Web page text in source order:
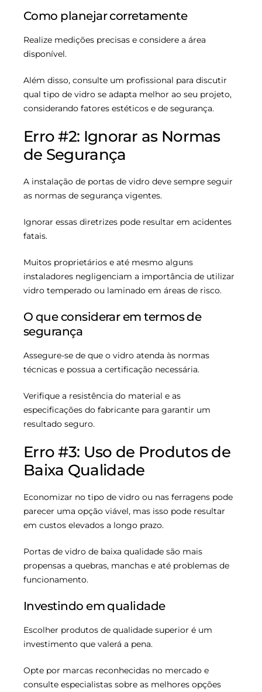
Como planejar corretamente
Realize medições precisas e considere a área
disponível.
Além disso, consulte um profissional para discutir
qual tipo de vidro se adapta melhor ao seu projeto,
considerando fatores estéticos e de segurança.
Erro #2: Ignorar as Normas
de Segurança
A instalação de portas de vidro deve sempre seguir
as normas de segurança vigentes.
Ignorar essas diretrizes pode resultar em acidentes
fatais.
Muitos proprietários e até mesmo alguns
instaladores negligenciam a importância de utilizar
vidro temperado ou laminado em áreas de risco.
O que considerar em termos de
segurança
Assegure-se de que o vidro atenda às normas
técnicas e possua a certificação necessária.
Verifique a resistência do material e as
especificações do fabricante para garantir um
resultado seguro.
Erro #3: Uso de Produtos de
Baixa Qualidade
Economizar no tipo de vidro ou nas ferragens pode
parecer uma opção viável, mas isso pode resultar
em custos elevados a longo prazo.
Portas de vidro de baixa qualidade são mais
propensas a quebras, manchas e até problemas de
funcionamento.
Investindo em qualidade
Escolher produtos de qualidade superior é um
investimento que valerá a pena.
Opte por marcas reconhecidas no mercado e
consulte especialistas sobre as melhores opções